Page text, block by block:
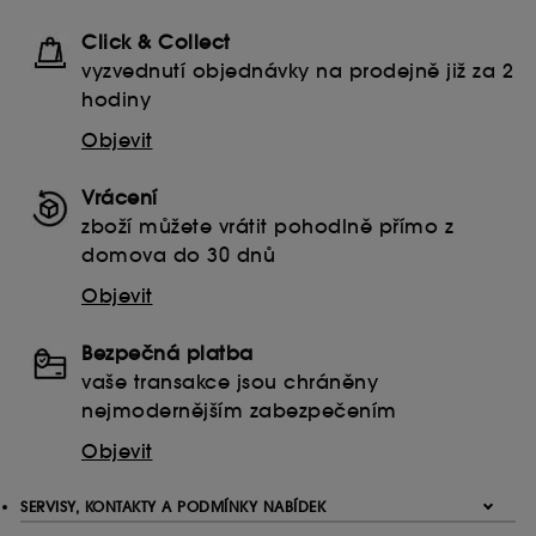
Click & Collect
vyzvednutí objednávky na prodejně již za 2
hodiny
Objevit
Vrácení
zboží můžete vrátit pohodlně přímo z
domova do 30 dnů
Objevit
Bezpečná platba
vaše transakce jsou chráněny
nejmodernějším zabezpečením
Objevit
SERVISY, KONTAKTY A PODMÍNKY NABÍDEK
cílem zlepšit jeho výkon.
Ukládání a čtení netechnických souborů cookies
vyžaduje váš souhlas. Své volby týkající se používání
souborů cookies můžete upravit pomocí tlačítka níže
"Upravit nastavení" nebo zvolit možnost "Přijmout vše".
získat více informací o souborech cookies, klikněte
zde.